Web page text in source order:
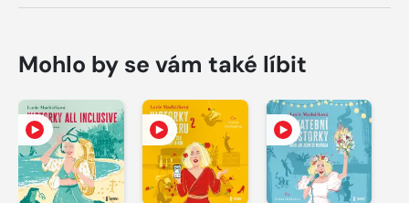
Mohlo by se vám také líbit